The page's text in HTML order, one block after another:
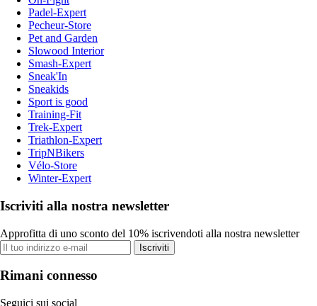
Padel-Expert
Pecheur-Store
Pet and Garden
Slowood Interior
Smash-Expert
Sneak'In
Sneakids
Sport is good
Training-Fit
Trek-Expert
Triathlon-Expert
TripNBikers
Vélo-Store
Winter-Expert
Iscriviti alla nostra newsletter
Approfitta di uno sconto del 10% iscrivendoti alla nostra newsletter
Iscriviti
Rimani connesso
Seguici sui social